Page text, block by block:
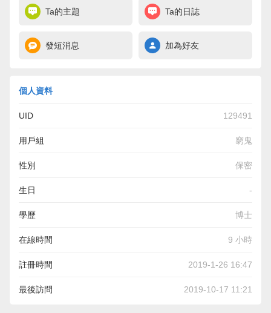
Ta的主題 Ta的日誌
發短消息 加為好友
個人資料
UID 129491
用戶組 窮鬼
性別 保密
生日 -
學歷 博士
在線時間 9 小時
註冊時間 2019-1-26 16:47
最後訪問 2019-10-17 11:21